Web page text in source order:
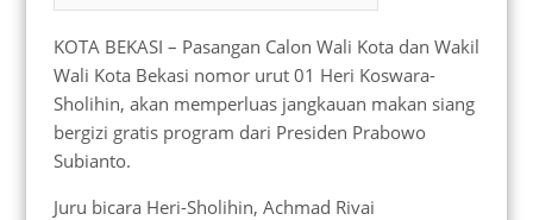
KOTA BEKASI – Pasangan Calon Wali Kota dan Wakil
Wali Kota Bekasi nomor urut 01 Heri Koswara-
Sholihin, akan memperluas jangkauan makan siang
bergizi gratis program dari Presiden Prabowo
Subianto.
Juru bicara Heri-Sholihin, Achmad Rivai